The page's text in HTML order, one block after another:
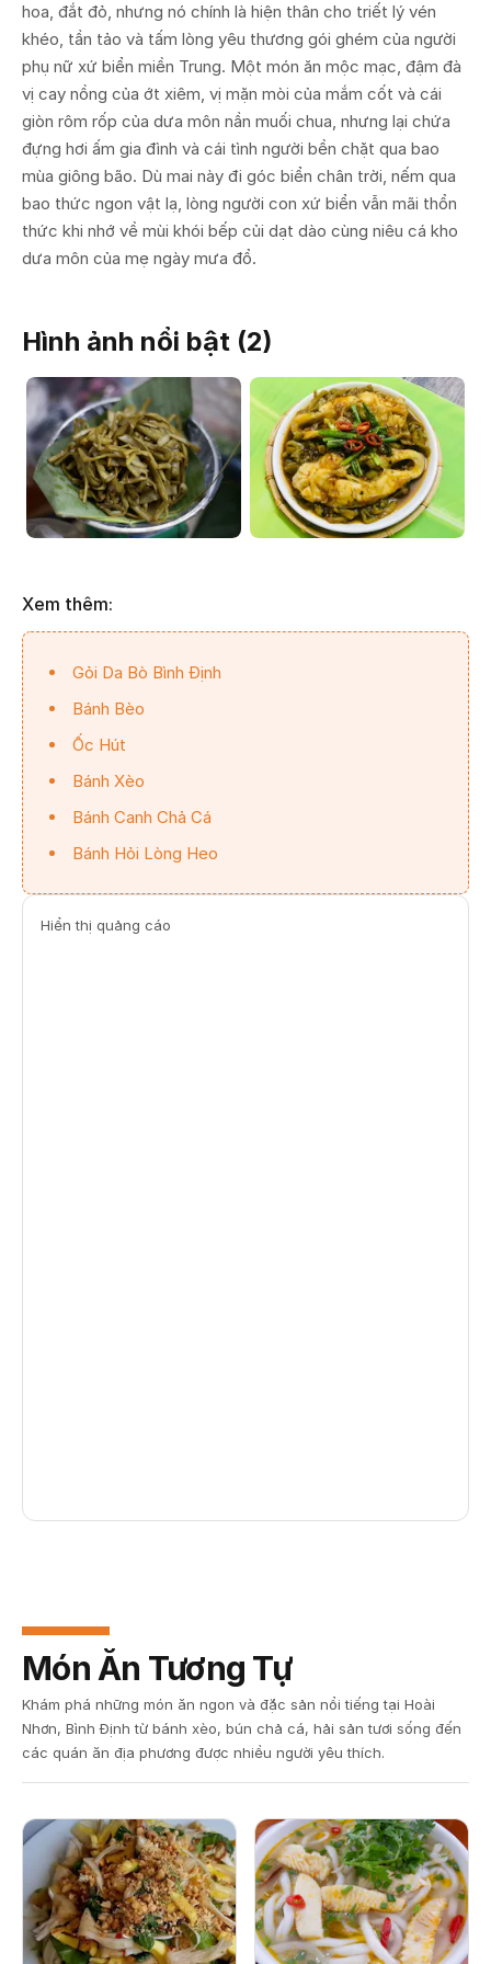
hoa, đắt đỏ, nhưng nó chính là hiện thân cho triết lý vén
khéo, tần tảo và tấm lòng yêu thương gói ghém của người
phụ nữ xứ biển miền Trung. Một món ăn mộc mạc, đậm đà
vị cay nồng của ớt xiêm, vị mặn mòi của mắm cốt và cái
giòn rôm rốp của dưa môn nần muối chua, nhưng lại chứa
đựng hơi ấm gia đình và cái tình người bền chặt qua bao
mùa giông bão. Dù mai này đi góc biển chân trời, nếm qua
bao thức ngon vật lạ, lòng người con xứ biển vẫn mãi thổn
thức khi nhớ về mùi khói bếp củi dạt dào cùng niêu cá kho
dưa môn của mẹ ngày mưa đổ.
Hình ảnh nổi bật (2)
Xem thêm:
Gỏi Da Bò Bình Định
Bánh Bèo
Ốc Hút
Bánh Xèo
Bánh Canh Chả Cá
Bánh Hỏi Lòng Heo
Hiển thị quảng cáo
Món Ăn Tương Tự
Khám phá những món ăn ngon và đặc sản nổi tiếng tại Hoài
Nhơn, Bình Định từ bánh xèo, bún chả cá, hải sản tươi sống đến
các quán ăn địa phương được nhiều người yêu thích.